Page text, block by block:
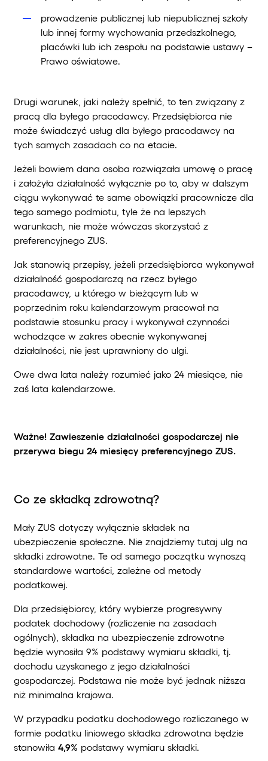
prowadzenie publicznej lub niepublicznej szkoły
lub innej formy wychowania przedszkolnego,
placówki lub ich zespołu na podstawie ustawy –
Prawo oświatowe.
Drugi warunek, jaki należy spełnić, to ten związany z
pracą dla byłego pracodawcy. Przedsiębiorca nie
może świadczyć usług dla byłego pracodawcy na
tych samych zasadach co na etacie.
Jeżeli bowiem dana osoba rozwiązała umowę o pracę
i założyła działalność wyłącznie po to, aby w dalszym
ciągu wykonywać te same obowiązki pracownicze dla
tego samego podmiotu, tyle że na lepszych
warunkach, nie może wówczas skorzystać z
preferencyjnego ZUS.
Jak stanowią przepisy, jeżeli przedsiębiorca wykonywał
działalność gospodarczą na rzecz byłego
pracodawcy, u którego w bieżącym lub w
poprzednim roku kalendarzowym pracował na
podstawie stosunku pracy i wykonywał czynności
wchodzące w zakres obecnie wykonywanej
działalności, nie jest uprawniony do ulgi.
Owe dwa lata należy rozumieć jako 24 miesiące, nie
zaś lata kalendarzowe.
Ważne! Zawieszenie działalności gospodarczej nie
przerywa biegu 24 miesięcy preferencyjnego ZUS.
Co ze składką zdrowotną?
Mały ZUS dotyczy wyłącznie składek na
ubezpieczenie społeczne. Nie znajdziemy tutaj ulg na
składki zdrowotne. Te od samego początku wynoszą
standardowe wartości, zależne od metody
podatkowej.
Dla przedsiębiorcy, który wybierze progresywny
podatek dochodowy (rozliczenie na zasadach
ogólnych), składka na ubezpieczenie zdrowotne
będzie wynosiła 9% podstawy wymiaru składki, tj.
dochodu uzyskanego z jego działalności
gospodarczej. Podstawa nie może być jednak niższa
niż minimalna krajowa.
W przypadku podatku dochodowego rozliczanego w
formie podatku liniowego składka zdrowotna będzie
stanowiła4,9% podstawy wymiaru składki.